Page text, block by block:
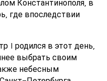
Константинополя, в
где впоследствии
I родился в этот день,
выбрать своим
небесным